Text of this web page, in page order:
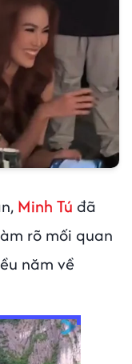
Minh Tú đã
rõ mối quan
năm về